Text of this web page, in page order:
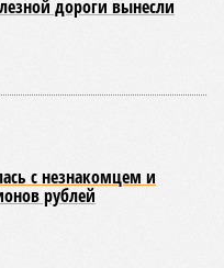
опасных интернет-
сократить количество
системы
межведомственное
выявляет
и интернет-сайты,
связи,
Генеральную
мер.
совета при
за алкогольным и